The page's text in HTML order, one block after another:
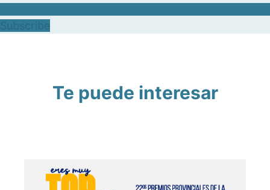
Te puede interesar